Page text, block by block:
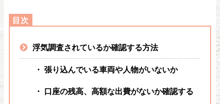
浮気調査されているか確認する方法
・ 張り込んでいる車両や人物がいないか
・ 口座の残高、高額な出費がないか確認する